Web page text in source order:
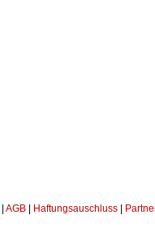
AGB Haftungsauschluss